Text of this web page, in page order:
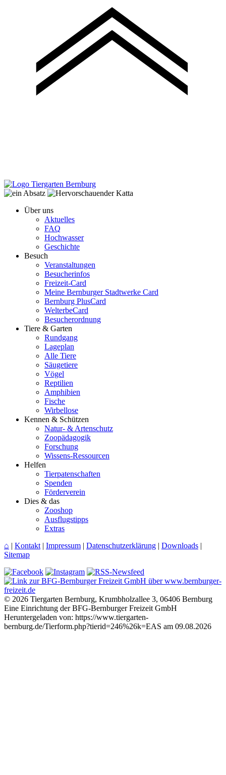
Über uns
Aktuelles
FAQ
Hochwasser
Geschichte
Besuch
Veranstaltungen
Besucherinfos
Freizeit-Card
Meine Bernburger Stadtwerke Card
Bernburg PlusCard
WelterbeCard
Besucherordnung
Tiere & Garten
Rundgang
Lageplan
Alle Tiere
Säugetiere
Vögel
Reptilien
Amphibien
Fische
Wirbellose
Kennen & Schützen
Natur- & Artenschutz
Zoopädagogik
Forschung
Wissens-Ressourcen
Helfen
Tierpatenschaften
Spenden
Förderverein
Dies & das
Zooshop
Ausflugstipps
Extras
⌂ | Kontakt | Impressum | Datenschutzerklärung | Downloads |
Sitemap
© 2026 Tiergarten Bernburg, Krumbholzallee 3, 06406 Bernburg
Eine Einrichtung der BFG-Bernburger Freizeit GmbH
Heruntergeladen von: https://www.tiergarten-
bernburg.de/Tierform.php?tierid=246%26k=EAS am 09.08.2026